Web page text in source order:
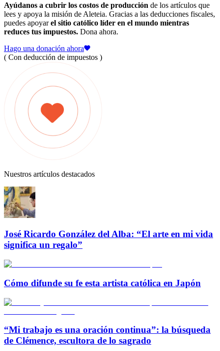
Ayúdanos a cubrir los costos de producción de los artículos que
lees y apoya la misión de Aleteia. Gracias a las deducciones fiscales,
puedes apoyarel sitio católico líder en el mundo mientras
reduces tus impuestos. Dona ahora.
Hago una donación ahora
( Con deducción de impuestos )
Nuestros artículos destacados
José Ricardo González del Alba: “El arte en mi vida
significa un regalo”
Cómo difunde su fe esta artista católica en Japón
“Mi trabajo es una oración continua”: la búsqueda
de Clémence, escultora de lo sagrado